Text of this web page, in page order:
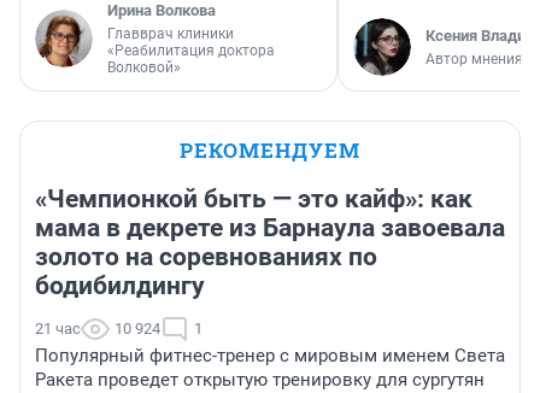
Ирина Волкова
Главврач клиники
«Реабилитация доктора
Волковой»
Ксения
Автор мнения
РЕКОМЕНДУЕМ
«Чемпионкой быть — это кайф»: как
мама в декрете из Барнаула завоевала
золото на соревнованиях по
бодибилдингу
21 час 10 924 1
Популярный фитнес-тренер с мировым именем Света
Ракета проведет открытую тренировку для сургутян